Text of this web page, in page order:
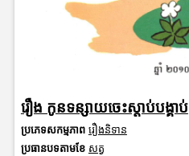
រឿង កូនទន្សាយចេះស្តាប់បង្គាប់
ប្រភេទសកម្មភាព រឿងនិទាន
ប្រធានបទតាមខែ សត្វ